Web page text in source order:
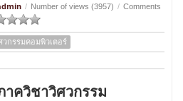
/ Number of views (3957) / Comments
วกรรมคอมพิวเตอร์
าควิชาวิศวกรรม